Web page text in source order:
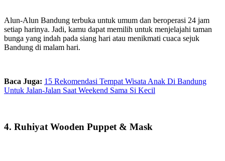
Alun-Alun Bandung terbuka untuk umum dan beroperasi 24 jam
setiap harinya. Jadi, kamu dapat memilih untuk menjelajahi taman
bunga yang indah pada siang hari atau menikmati cuaca sejuk
Bandung di malam hari.
Baca Juga: 15 Rekomendasi Tempat Wisata Anak Di Bandung
Untuk Jalan-Jalan Saat Weekend Sama Si Kecil
4. Ruhiyat Wooden Puppet & Mask